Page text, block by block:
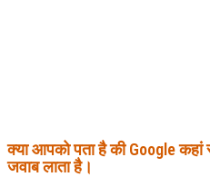
क्या आपको पता है की Google
जवाब लाता है।